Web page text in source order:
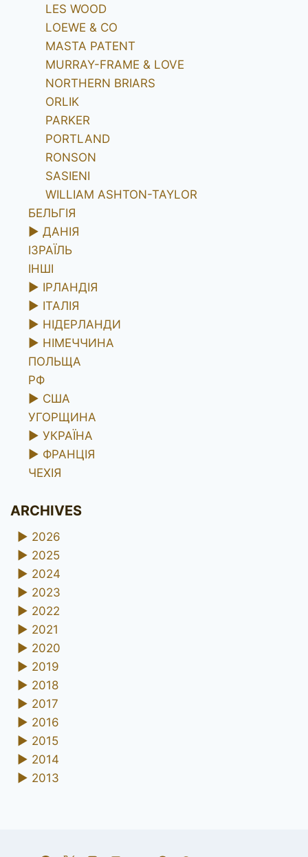
LES WOOD
LOEWE & CO
MASTA PATENT
MURRAY-FRAME & LOVE
NORTHERN BRIARS
ORLIK
PARKER
PORTLAND
RONSON
SASIENI
WILLIAM ASHTON-TAYLOR
БЕЛЬГІЯ
► ДАНІЯ
ІЗРАЇЛЬ
ІНШІ
► ІРЛАНДІЯ
► ІТАЛІЯ
► НІДЕРЛАНДИ
► НІМЕЧЧИНА
ПОЛЬЩА
РФ
► США
УГОРЩИНА
► УКРАЇНА
► ФРАНЦІЯ
ЧЕХІЯ
ARCHIVES
► 2026
► 2025
► 2024
► 2023
► 2022
► 2021
► 2020
► 2019
► 2018
► 2017
► 2016
► 2015
► 2014
► 2013